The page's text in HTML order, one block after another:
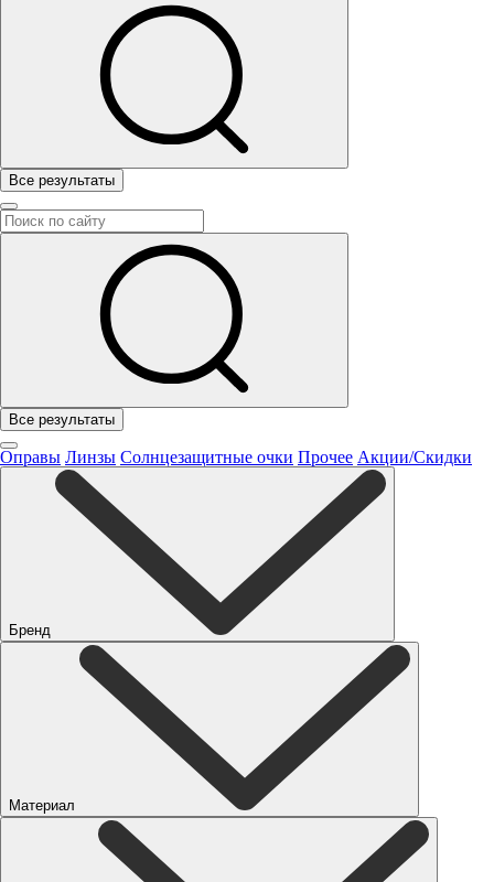
Все результаты
Все результаты
Оправы Линзы Солнцезащитные очки Прочее Акции/Скидки
Бренд
Материал